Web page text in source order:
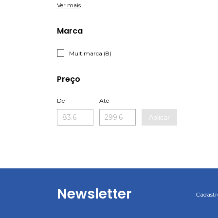
Ver mais
Marca
Multimarca (8)
Preço
De Até
Aplicar
Newsletter